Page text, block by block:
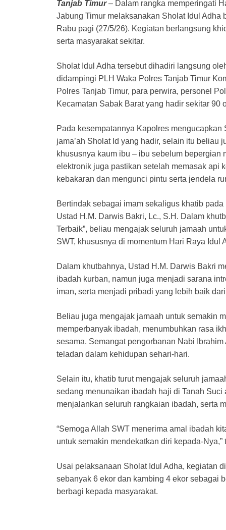
Tanjab Timur– Dalam rangka memperingati
Jabung Timur melaksanakan Sholat Idul Adha
Rabu pagi (27/5/26). Kegiatan berlangsung
serta masyarakat sekitar.
Sholat Idul Adha tersebut dihadiri langsung
didampingi PLH Waka Polres Tanjab Timur
Polres Tanjab Timur, para perwira, personel
Kecamatan Sabak Barat yang hadir sekitar 90
Pada kesempatannya Kapolres
jama’ah Sholat Id yang hadir, selain itu beliau
khususnya kaum ibu – ibu sebelum
elektronik juga pastikan setelah memasak api
kebakaran dan mengunci pintu serta jendela
Bertindak sebagai imam sekaligus khatib
Ustad H.M. Darwis Bakri, Lc., S.H. Dalam
Terbaik”, beliau mengajak seluruh jamaah
SWT, khususnya di momentum Hari Raya Idul
Dalam khutbahnya, Ustad H.M. Darwis Bakri
ibadah kurban, namun juga menjadi sarana
iman, serta menjadi pribadi yang lebih baik
Beliau juga mengajak jamaah untuk semakin
memperbanyak ibadah, menumbuhkan rasa
sesama. Semangat pengorbanan Nabi
teladan dalam kehidupan sehari-hari.
Selain itu, khatib turut mengajak seluruh
sedang menunaikan ibadah haji di Tanah
menjalankan seluruh rangkaian ibadah, serta
“Semoga Allah SWT menerima amal ibadah
untuk semakin mendekatkan diri kepada-
Usai pelaksanaan Sholat Idul Adha, kegiatan
sebanyak 6 ekor dan kambing 4 ekor sebagai
berbagi kepada masyarakat.